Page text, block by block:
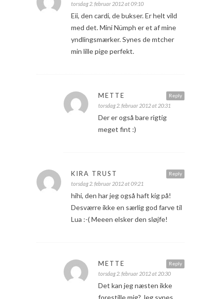
torsdag 2. februar 2012 at 09:10
Eii, den cardi, de bukser. Er helt vild
med det. Mini Nümph er et af mine
yndlingsmærker. Synes de mtcher
min lille pige perfekt.
Reply
METTE
torsdag 2. februar 2012 at 20:31
Der er også bare rigtig
meget fint :)
Reply
KIRA TRUST
torsdag 2. februar 2012 at 09:21
hihi, den har jeg også haft kig på!
Desværre ikke en særlig god farve til
Lua :-( Meeen elsker den sløjfe!
Reply
METTE
torsdag 2. februar 2012 at 20:30
Det kan jeg næsten ikke